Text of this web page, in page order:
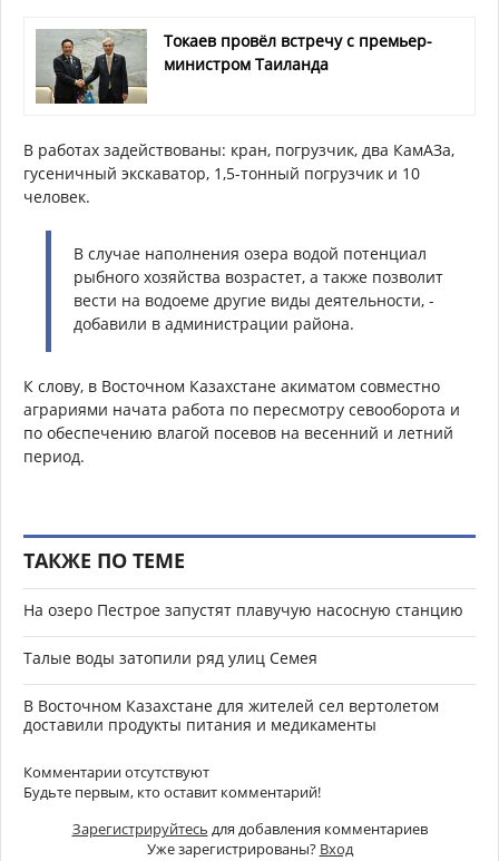
Токаев провёл встречу с премьер-
министром Таиланда
В работах задействованы: кран, погрузчик, два КамАЗа,
гусеничный экскаватор, 1,5-тонный погрузчик и 10
человек.
В случае наполнения озера водой потенциал
рыбного хозяйства возрастет, а также позволит
вести на водоеме другие виды деятельности, -
добавили в администрации района.
К слову, в Восточном Казахстане акиматом совместно
аграриями начата работа по пересмотру севооборота и
по обеспечению влагой посевов на весенний и летний
период.
ТАКЖЕ ПО ТЕМЕ
На озеро Пестрое запустят плавучую насосную станцию
Талые воды затопили ряд улиц Семея
В Восточном Казахстане для жителей сел вертолетом
доставили продукты питания и медикаменты
Комментарии отсутствуют
Будьте первым, кто оставит комментарий!
Зарегистрируйтесь для добавления комментариев
Уже зарегистрированы? Вход